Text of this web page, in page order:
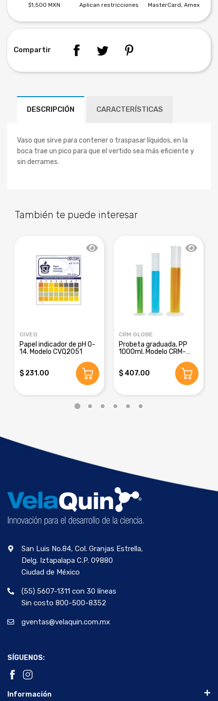
$1,500 MXN
Aplican restricciones
MasterCard, Amex
Compartir
DESCRIPCIÓN CARACTERÍSTICAS
Vaso que sirve para contener o traspasar líquidos, en la
boca trae un pico para que el vertido sea más eficiente y
sin derrames.
También te puede interesar
CIVEQ
Papel indicador de pH 0-
14. Modelo CVQ2051
$ 231.00
CRM GLOBE
Probeta graduada, PP
1000ml. Modelo CRM-
$ 407.00
San Luis No.84, Col. Granjas Estrella,
Delg. Iztapalapa C.P. 09880
Ciudad de México
(55) 5607-1311 con 30 líneas
Sin costo 800-500-8352
gventas@velaquin.com.mx
SÍGUENOS:
Información